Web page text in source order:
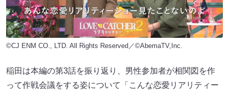
©CJ ENM CO., LTD. All Rights Reserved／©AbemaTV,Inc.
稲田は本編の第3話を振り返り、男性参加者が相関図を作
って作戦会議をする姿について「こんな恋愛リアリティー